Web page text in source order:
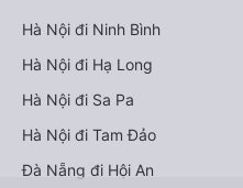
Hà Nội đi Ninh Bình
Hà Nội đi Hạ Long
Hà Nội đi Sa Pa
Hà Nội đi Tam Đảo
Đà Nẵng đi Hội An